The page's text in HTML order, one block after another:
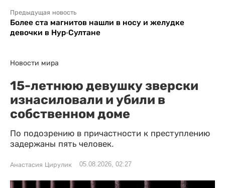
Предыдущая новость
Более ста магнитов нашли в носу и желудке
девочки в Нур-Султане
Новости мира
15-летнюю девушку зверски
изнасиловали и убили в
собственном доме
По подозрению в причастности к преступлению
задержаны пять человек.
Анастасия Цирулик 05.08.2026, 02:27